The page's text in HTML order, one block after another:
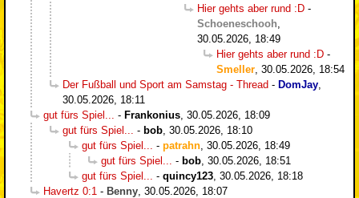
Hier gehts aber rund :D -
Schoeneschooh
30.05.2026, 18:49
Hier gehts aber rund :D -
Smeller 30.05.2026, 18:54
Der Fußball und Sport am Samstag - Thread - DomJay
30.05.2026, 18:11
gut fürs Spiel...
- Frankonius 30.05.2026, 18:09
gut fürs Spiel...
- bob 30.05.2026, 18:10
gut fürs Spiel...
- patrahn 30.05.2026, 18:49
gut fürs Spiel...
- bob 30.05.2026, 18:51
gut fürs Spiel...
- quincy123 30.05.2026, 18:18
Havertz 0:1 - Benny 30.05.2026, 18:07